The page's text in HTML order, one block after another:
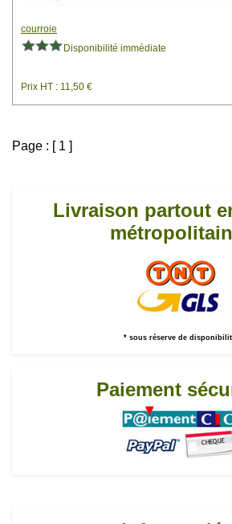
courroie
Disponibilité immédiate
Prix HT : 11,50 €
Page : [ 1 ]
Livraison partout
* sous réserve de
Paiement